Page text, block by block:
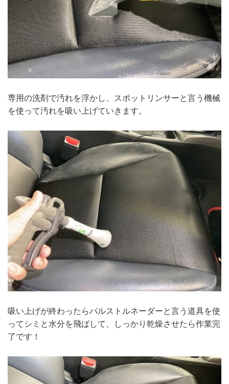
専用の洗剤で汚れを浮かし、スポットリンサーと言う機械
を使って汚れを吸い上げていきます。
吸い上げが終わったらパルストルネーダーと言う道具を使
ってシミと水分を飛ばして、しっかり乾燥させたら作業完
了です！